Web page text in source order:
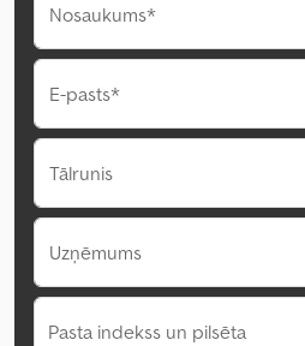
Nosaukums*
E-pasts*
Tālrunis
Uzņēmums
Pasta indekss un pilsēta